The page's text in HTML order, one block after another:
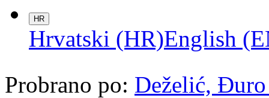
HR
Hrvatski (HR)English
Probrano po: Deželić,